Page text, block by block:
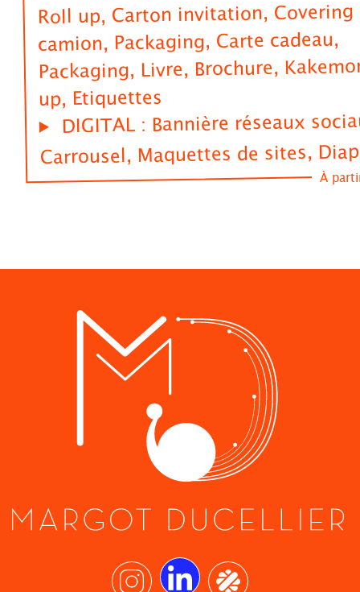
Roll up, Carton invitation, Covering
camion, Packaging, Carte cadeau,
Packaging, Livre, Brochure,
up, Etiquettes
DIGITAL : Bannière réseaux
Carrousel, Maquettes de sites,
À